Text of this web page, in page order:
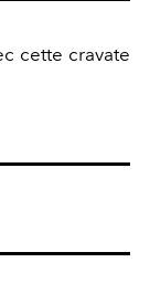
cette cravate